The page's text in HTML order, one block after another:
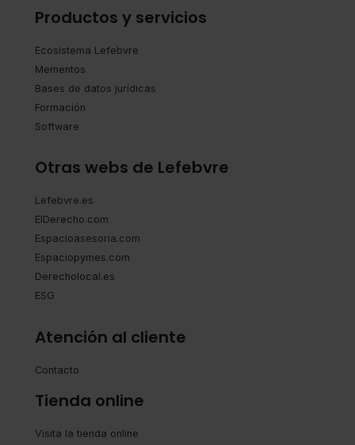
Productos y servicios
Ecosistema Lefebvre
Mementos
Bases de datos jurídicas
Formación
Software
Otras webs de Lefebvre
Lefebvre.es
ElDerecho.com
Espacioasesoria.com
Espaciopymes.com
Derecholocal.es
ESG
Atención al cliente
Contacto
Tienda online
Visita la tienda online